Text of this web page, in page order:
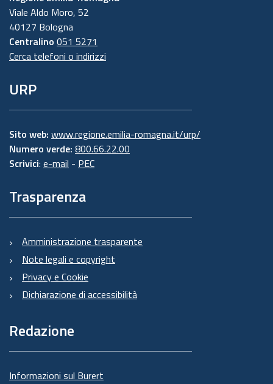
Viale Aldo Moro, 52
40127 Bologna
Centralino 051 5271
Cerca telefoni o indirizzi
URP
Sito web: www.regione.emilia-romagna.it/urp/
Numero verde: 800.66.22.00
Scrivici: e-mail - PEC
Trasparenza
Amministrazione trasparente
Note legali e copyright
Privacy e Cookie
Dichiarazione di accessibilità
Redazione
Informazioni sul Burert